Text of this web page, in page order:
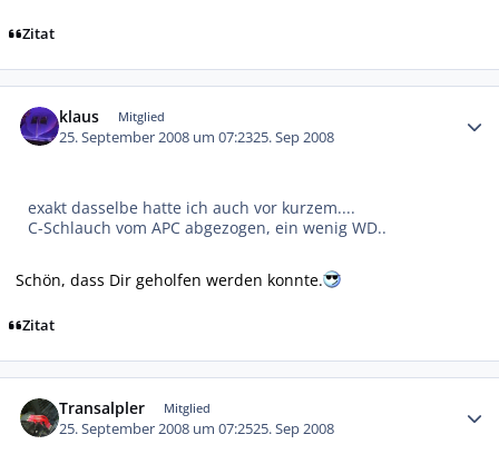
Zitat
klaus Mitglied
25. September 2008 um 07:2325. Sep 2008
exakt dasselbe hatte ich auch vor kurzem....
C-Schlauch vom APC abgezogen, ein wenig WD..
Schön, dass Dir geholfen werden konnte.
Zitat
Transalpler Mitglied
25. September 2008 um 07:2525. Sep 2008